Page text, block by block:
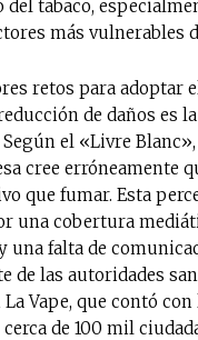
tabaco,
más vulnerables
retos para adoptar
de daños es la
el «Livre
cree erróneamente
que fumar. Esta
una cobertura
una falta de
de las autoridades
Vape, que contó con
de 100 mil